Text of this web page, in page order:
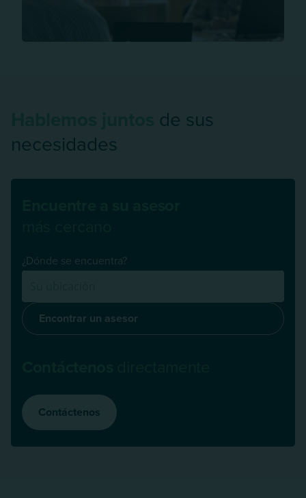
de sus
necesidades
¿Dónde se encuentra?
Encontrar un asesor
Contáctenos